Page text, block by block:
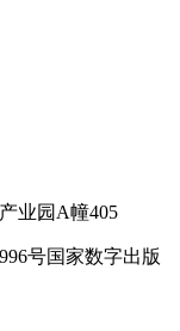
业园A幢405
号国家数字出版